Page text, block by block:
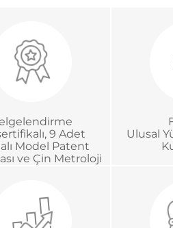
9 Adet
Model Patent
ve Çin Metroloji
Ulusal